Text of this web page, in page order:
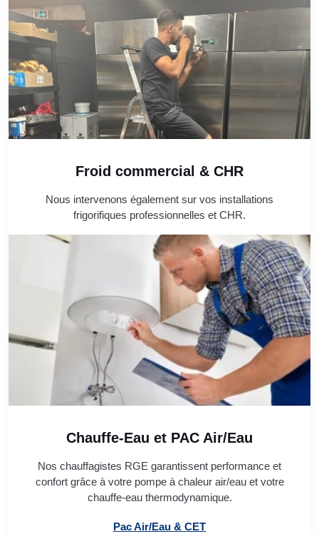
Froid commercial & CHR
Nous intervenons également sur vos installations
frigorifiques professionnelles et CHR.
Chauffe-Eau et PAC Air/Eau
Nos chauffagistes RGE garantissent performance et
confort grâce à votre pompe à chaleur air/eau et votre
chauffe-eau thermodynamique.
Pac Air/Eau & CET